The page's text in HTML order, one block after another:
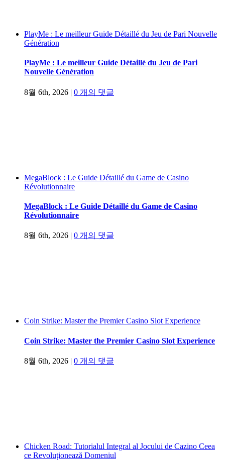
PlayMe : Le meilleur Guide Détaillé du Jeu de Pari Nouvelle
Génération
PlayMe : Le meilleur Guide Détaillé du Jeu de Pari
Nouvelle Génération
8월 6th, 2026 | 0 개의 댓글
MegaBlock : Le Guide Détaillé du Game de Casino
Révolutionnaire
MegaBlock : Le Guide Détaillé du Game de Casino
Révolutionnaire
8월 6th, 2026 | 0 개의 댓글
Coin Strike: Master the Premier Casino Slot Experience
Coin Strike: Master the Premier Casino Slot Experience
8월 6th, 2026 | 0 개의 댓글
Chicken Road: Tutorialul Integral al Jocului de Cazino Ceea
ce Revoluționează Domeniul